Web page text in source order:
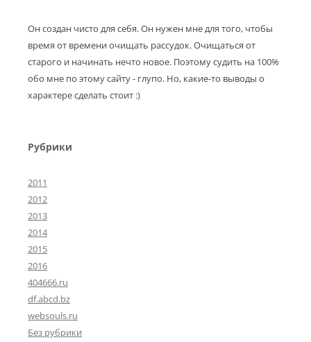
Он создан чисто для себя. Он нужен мне для того, чтобы
время от времени очищать рассудок. Очищаться от
старого и начинать нечто новое. Поэтому судить на 100%
обо мне по этому сайту - глупо. Но, какие-то выводы о
характере сделать стоит :)
Рубрики
2011
2012
2013
2014
2015
2016
404666.ru
df.abcd.bz
websouls.ru
Без рубрики